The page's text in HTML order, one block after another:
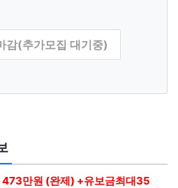
감(추가모집 대기중)
473만원 (완제) +유보금최대35